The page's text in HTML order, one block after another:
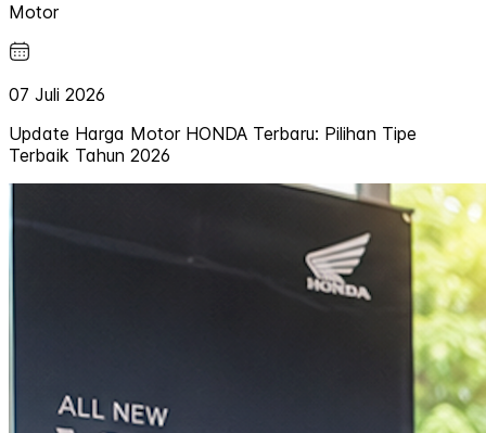
Motor
07 Juli 2026
Update Harga Motor HONDA Terbaru: Pilihan Tipe
Terbaik Tahun 2026